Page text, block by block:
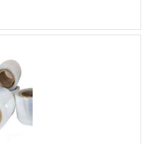
filme stretch é um
a disposição atualmente
de produtos. Também
objetos paletizados. MAIS
SOBRE O
totalmente reciclável,
mecânica e alto poder de
este tipo de embalagem se
e fixação. Devido à